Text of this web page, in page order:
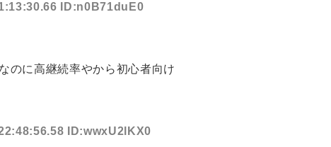
ID:n0B71duE0
のに高継続率やから初心者向け
ID:wwxU2lKX0